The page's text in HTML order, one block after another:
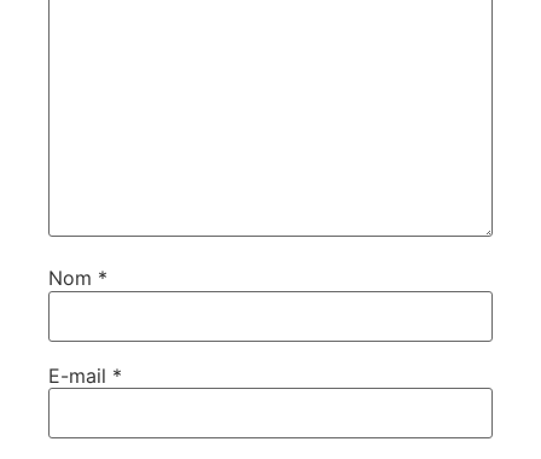
Nom *
E-mail *